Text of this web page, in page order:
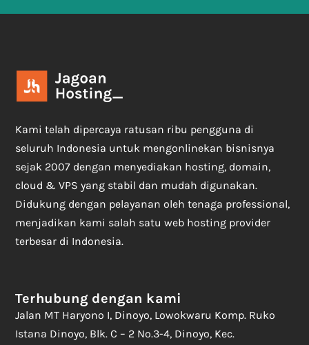
Kami telah dipercaya ratusan ribu pengguna di
seluruh Indonesia untuk mengonlinekan bisnisnya
sejak 2007 dengan menyediakan hosting, domain,
cloud & VPS yang stabil dan mudah digunakan.
Didukung dengan pelayanan oleh tenaga professional,
menjadikan kami salah satu web hosting provider
terbesar di Indonesia.
Terhubung dengan kami
Jalan MT Haryono I, Dinoyo, Lowokwaru Komp. Ruko
Istana Dinoyo, Blk. C – 2 No.3-4, Dinoyo, Kec.